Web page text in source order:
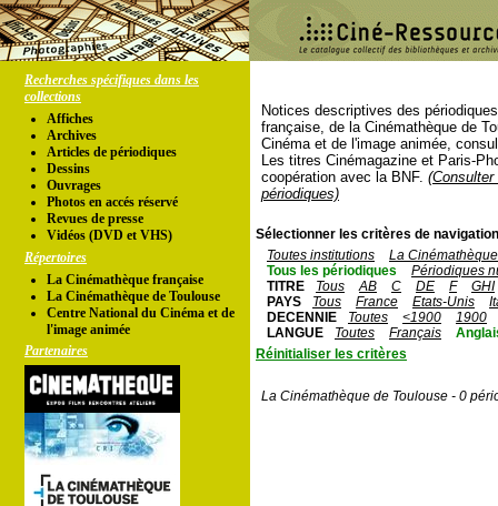
Recherches spécifiques dans les
collections
Affiches
Archives
Articles de périodiques
Dessins
Ouvrages
Photos en accés réservé
Revues de presse
Vidéos (DVD et VHS)
Répertoires
La Cinémathèque française
La Cinémathèque de Toulouse
Centre National du Cinéma et de
l'image animée
Partenaires
Notices descriptives des
française, de la Cinémathèque de
Cinéma et de l'image animée,
Les titres Cinémagazine et Paris-
coopération avec la BNF.
périodiques)
Sélectionner les critères de
Toutes institutions
La
Tous les périodiques
Périodiques
TITRE
Tous AB C DE F
GHI
PAYS
Tous France Etats-Unis
DECENNIE
Toutes <1900
1900
LANGUE
Toutes Français
Réinitialiser les critères
La Cinémathèque de Toulouse - 0